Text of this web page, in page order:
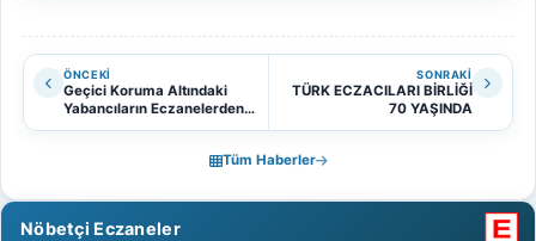
ÖNCEKI
Geçici Koruma Altındaki
Yabancıların Eczanelerden
İlaç Temini İçin Sözleşme
SONRAKI
TÜRK ECZACILARI BİRLİĞİ
70 YAŞINDA
Tüm Haberler
Nöbetçi Eczaneler